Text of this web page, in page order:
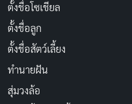
ตั้งชื่อโซเชียล
ตั้งชื่อลูก
ตั้งชื่อสัตว์เลี้ยง
ทำนายฝัน
สุ่มวงล้อ